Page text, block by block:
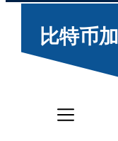
比特币